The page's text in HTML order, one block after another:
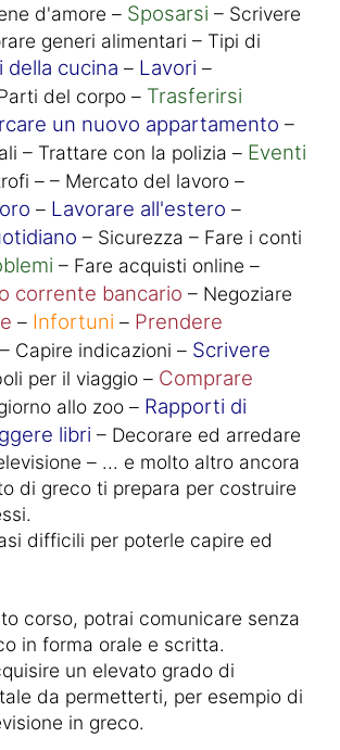
d'amore – Sposarsi – Scrivere
generi alimentari – Tipi di
della cucina – Lavori –
del corpo – Trasferirsi
un nuovo appartamento –
– Trattare con la polizia – Eventi
– – Mercato del lavoro –
– Lavorare all'estero –
– Sicurezza – Fare i conti
– Fare acquisti online –
corrente bancario – Negoziare
– Infortuni – Prendere
– Capire indicazioni – Scrivere
per il viaggio – Comprare
allo zoo – Rapporti di
libri – Decorare ed arredare
– ... e molto altro ancora
di greco ti prepara per costruire
difficili per poterle capire ed
corso, potrai comunicare senza
in forma orale e scritta.
un elevato grado di
da permetterti, per esempio di
in greco.